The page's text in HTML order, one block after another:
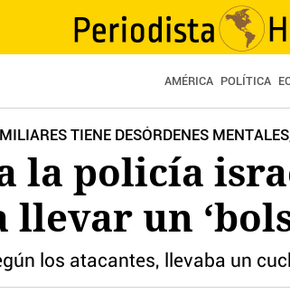
AMÉRICA POLÍTICA
TIENE DESÓRDENES
la policía
un
los atacantes, llevaba un